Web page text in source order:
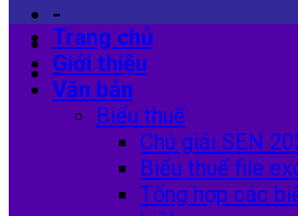
-
-
Trang chủ
Giới thiệu
Văn bản
Biểu thuế
Chú giải SEN
Biểu thuế file
Tổng hợp các